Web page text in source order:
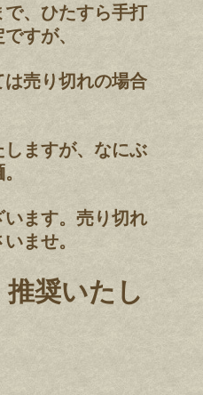
、ひたすら手打
すが、
売り切れの場合
ますが、なにぶ
ます。売り切れ
ませ。
奨いたし